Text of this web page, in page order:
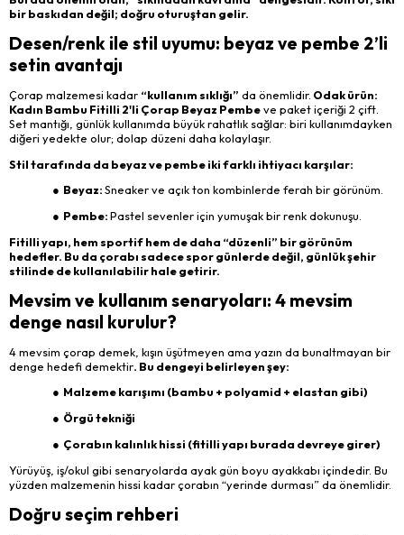
bir baskıdan değil; doğru oturuştan gelir.
Desen/renk ile stil uyumu: beyaz ve pembe 2’li
setin avantajı
Çorap malzemesi kadar “kullanım sıklığı” da önemlidir. Odak ürün:
Kadın Bambu Fitilli 2'li Çorap Beyaz Pembeve paket içeriği 2 çift.
Set mantığı, günlük kullanımda büyük rahatlık sağlar: biri kullanımdayken
diğeri yedekte olur; dolap düzeni daha kolaylaşır.
Stil tarafında da beyaz ve pembe iki farklı ihtiyacı karşılar:
● Beyaz:Sneaker ve açık ton kombinlerde ferah bir görünüm.
● Pembe:Pastel sevenler için yumuşak bir renk dokunuşu.
Fitilli yapı, hem sportif hem de daha “düzenli” bir görünüm
hedefler. Bu da çorabı sadece spor günlerde değil, günlük şehir
stilinde de kullanılabilir hale getirir.
Mevsim ve kullanım senaryoları: 4 mevsim
denge nasıl kurulur?
4 mevsim çorap demek, kışın üşütmeyen ama yazın da bunaltmayan bir
denge hedefi demektir. Bu dengeyi belirleyen şey:
● Malzeme karışımı (bambu + polyamid + elastan gibi)
● Örgü tekniği
● Çorabın kalınlık hissi (fitilli yapı burada devreye girer)
Yürüyüş, iş/okul gibi senaryolarda ayak gün boyu ayakkabı içindedir. Bu
yüzden malzemenin hissi kadar çorabın “yerinde durması” da önemlidir.
Doğru seçim rehberi